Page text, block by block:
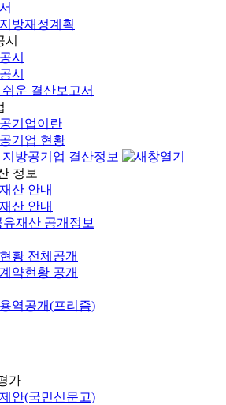
방재정계획
시
시
운 결산보고서
기업이란
기업 현황
방공기업 결산정보
정보
산 안내
산 안내
유재산 공개정보
황 전체공개
약현황 공개
역공개(프리즘)
가
안(국민신문고)